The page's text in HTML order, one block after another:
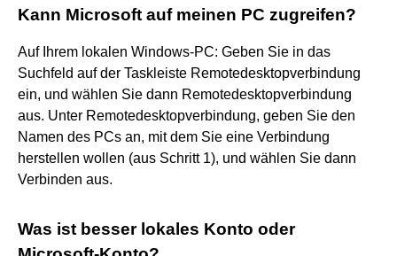
Kann Microsoft auf meinen PC zugreifen?
Auf Ihrem lokalen Windows-PC: Geben Sie in das
Suchfeld auf der Taskleiste Remotedesktopverbindung
ein, und wählen Sie dann Remotedesktopverbindung
aus. Unter Remotedesktopverbindung, geben Sie den
Namen des PCs an, mit dem Sie eine Verbindung
herstellen wollen (aus Schritt 1), und wählen Sie dann
Verbinden aus.
Was ist besser lokales Konto oder